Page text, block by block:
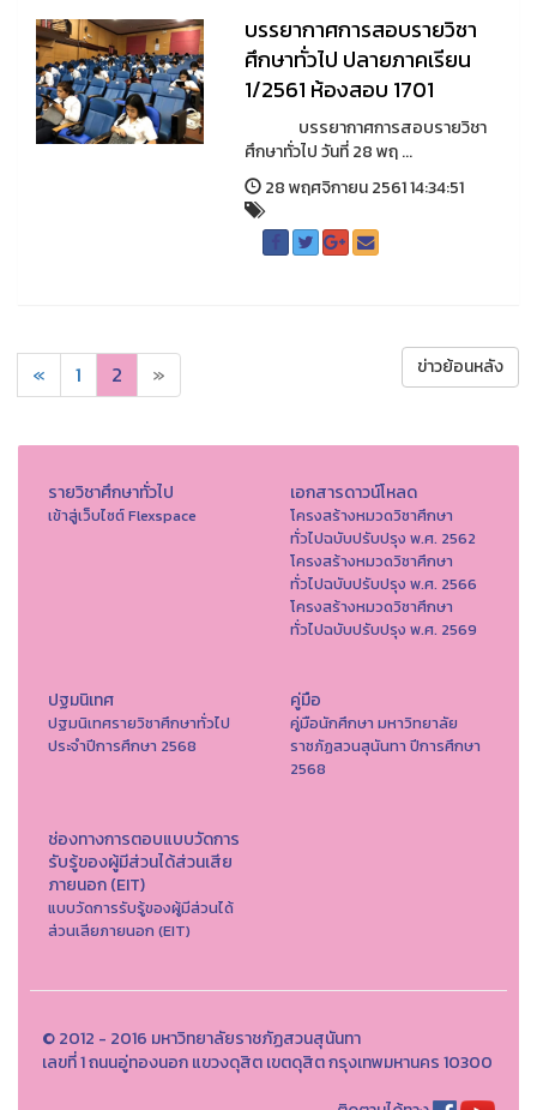
บรรยากาศการสอบรายวิชา
ศึกษาทั่วไป ปลายภาคเรียน
1/2561 ห้องสอบ 1701
บรรยากาศการสอบรายวิชา
ศึกษาทั่วไป วันที่ 28 พฤ ...
28 พฤศจิกายน 2561 14:34:51
« 1 2 » ข่าวย้อนหลัง
รายวิชาศึกษาทั่วไป
เข้าสู่เว็บไซต์ Flexspace
เอกสารดาวน์โหลด
โครงสร้างหมวดวิชาศึกษา
ทั่วไปฉบับปรับปรุง พ.ศ. 2562
โครงสร้างหมวดวิชาศึกษา
ทั่วไปฉบับปรับปรุง พ.ศ. 2566
โครงสร้างหมวดวิชาศึกษา
ทั่วไปฉบับปรับปรุง พ.ศ. 2569
ปฐมนิเทศ
ปฐมนิเทศรายวิชาศึกษาทั่วไป
ประจำปีการศึกษา 2568
คู่มือ
คู่มือนักศึกษา มหาวิทยาลัย
ราชภัฏสวนสุนันทา ปีการศึกษา
2568
ช่องทางการตอบแบบวัดการ
รับรู้ของผู้มีส่วนได้ส่วนเสีย
ภายนอก (EIT)
แบบวัดการรับรู้ของผู้มีส่วนได้
ส่วนเสียภายนอก (EIT)
© 2012 - 2016 มหาวิทยาลัยราชภัฏสวนสุนันทา
เลขที่ 1 ถนนอู่ทองนอก แขวงดุสิต เขตดุสิต กรุงเทพมหานคร 10300